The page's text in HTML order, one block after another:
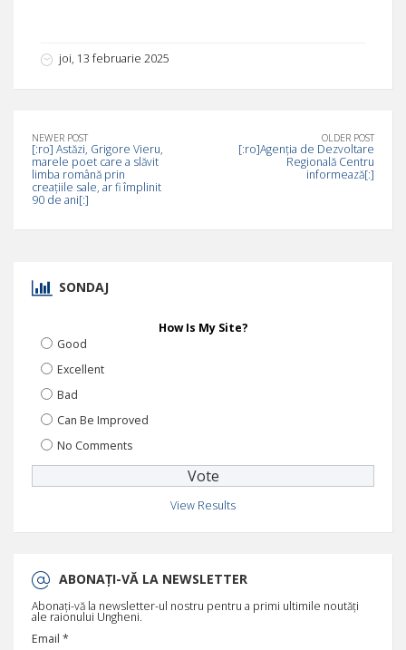
joi, 13 februarie 2025
NEWER POST
[:ro] Astăzi, Grigore Vieru,
marele poet care a slăvit
limba română prin
creațiile sale, ar fi împlinit
90 de ani[:]
OLDER POST
[:ro]Agenția de Dezvoltare
Regională Centru
informează[:]
SONDAJ
How Is My Site?
Good
Excellent
Bad
Can Be Improved
No Comments
View Results
ABONAȚI-VĂ LA NEWSLETTER
Abonați-vă la newsletter-ul nostru pentru a primi ultimile noutăți
ale raionului Ungheni.
Email *